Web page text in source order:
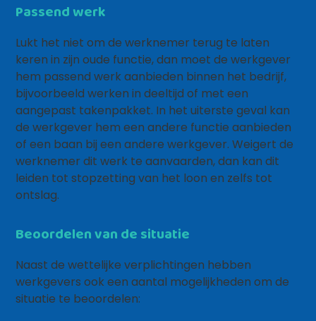
Passend werk
Lukt het niet om de werknemer terug te laten
keren in zijn oude functie, dan moet de werkgever
hem passend werk aanbieden binnen het bedrijf,
bijvoorbeeld werken in deeltijd of met een
aangepast takenpakket. In het uiterste geval kan
de werkgever hem een andere functie aanbieden
of een baan bij een andere werkgever. Weigert de
werknemer dit werk te aanvaarden, dan kan dit
leiden tot stopzetting van het loon en zelfs tot
ontslag.
Beoordelen van de situatie
Naast de wettelijke verplichtingen hebben
werkgevers ook een aantal mogelijkheden om de
situatie te beoordelen: